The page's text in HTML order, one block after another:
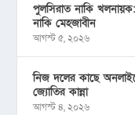
পুলসিরাত নাকি
নাকি মেহজাবীন
আগস্ট ৫, ২০২৬
নিজ দলের কাছে
জ্যোতির কান্না
আগস্ট ৪, ২০২৬